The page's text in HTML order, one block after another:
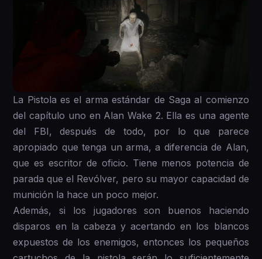
La Pistola es el arma estándar de Saga al comienzo
del capítulo uno en Alan Wake 2. Ella es una agente
del FBI, después de todo, por lo que parece
apropiado que tenga un arma, a diferencia de Alan,
que es escritor de oficio. Tiene menos potencia de
parada que el Revólver, pero su mayor capacidad de
munición la hace un poco mejor.
Además, si los jugadores son buenos haciendo
disparos en la cabeza y acertando en los blancos
expuestos de los enemigos, entonces los pequeños